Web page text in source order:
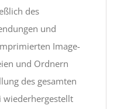
des
und
Image-
und Ordnern
des gesamten
wiederhergestellt